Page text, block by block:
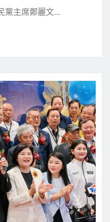
黨主席鄭麗文…